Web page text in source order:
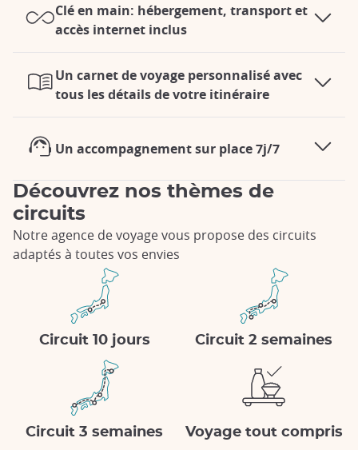
Clé en main: hébergement, transport et
accès internet inclus
Un carnet de voyage personnalisé avec
tous les détails de votre itinéraire
Un accompagnement sur place 7j/7
Découvrez nos thèmes de
circuits
Notre agence de voyage vous propose des circuits
adaptés à toutes vos envies
Circuit 10 jours Circuit 2 semaines
Circuit 3 semaines Voyage tout compris